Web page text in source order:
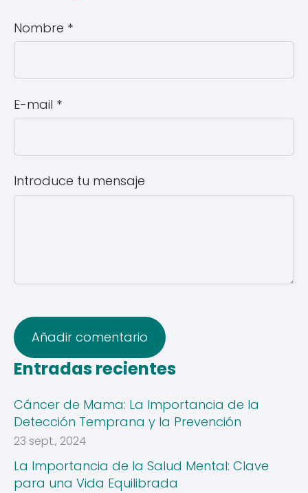
Entradas recientes
Cáncer de Mama: La Importancia de la
Detección Temprana y la Prevención
23 sept., 2024
La Importancia de la Salud Mental: Clave
para una Vida Equilibrada
Nombre *
E-mail *
Introduce tu mensaje